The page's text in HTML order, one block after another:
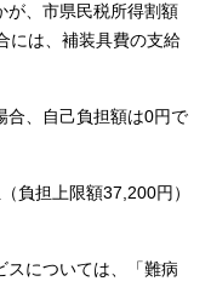
、市県民税所得割額
には、補装具費の支給
、自己負担額は0円で
負担上限額37,200円）
については、「難病